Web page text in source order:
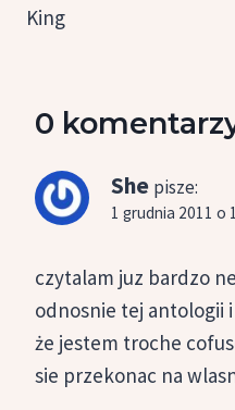
King
0
She pisze:
1 grudnia 2011 o
czytalam juz bardzo
odnosnie tej antologii
że jestem troche
sie przekonac na